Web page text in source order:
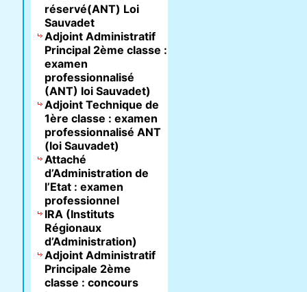
réservé(ANT) Loi
Sauvadet
Adjoint Administratif
Principal 2ème classe :
examen
professionnalisé
(ANT) loi Sauvadet)
Adjoint Technique de
1ère classe : examen
professionnalisé ANT
(loi Sauvadet)
Attaché
d’Administration de
l’Etat : examen
professionnel
IRA (Instituts
Régionaux
d’Administration)
Adjoint Administratif
Principale 2ème
classe : concours